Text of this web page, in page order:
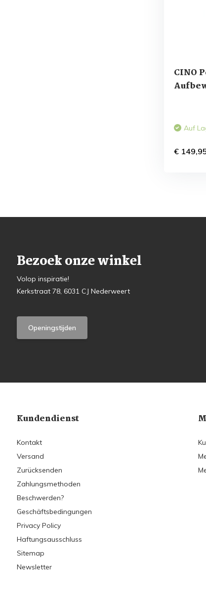
CINO
Auf
€
Bezoek onze winkel
Volop inspiratie!
Kerkstraat 78, 6031 CJ Nederweert
Openingstijden
Kundendienst
Kontakt
Versand
Zurücksenden
Zahlungsmethoden
Beschwerden?
Geschäftsbedingungen
Privacy Policy
Haftungsausschluss
Sitemap
Newsletter